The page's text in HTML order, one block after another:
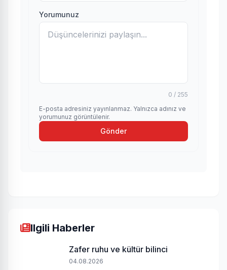
Yorumunuz
0 / 255
E-posta adresiniz yayınlanmaz. Yalnızca adınız ve
yorumunuz görüntülenir.
Gönder
Ilgili Haberler
Zafer ruhu ve kültür bilinci
04.08.2026